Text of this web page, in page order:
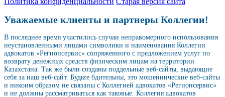
Уважаемые клиенты и партнеры Коллегии!
В последнее время участились случаи неправомерного использования
неустановленными лицами символики и наименования Коллегии
адвокатов «Регионсервис» сопряженного с предложением услуг по
возврату денежных средств физическим лицам на территории
Казахстана. Так же были созданы поддельные веб-сайты, выдающие
себя за наш веб-сайт. Будьте бдительны, это мошеннические веб-сайты
и никоим образом не связаны с Коллегией адвокатов «Регионсервис»
и не должны рассматриваться как таковые. Коллегия адвокатов